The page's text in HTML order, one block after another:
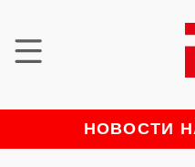
НОВОСТИ